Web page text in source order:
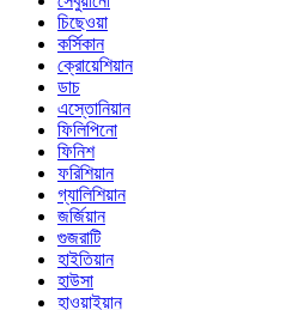
চিছেওয়া
কর্সিকান
ক্রোয়েশিয়ান
ডাচ
এস্তোনিয়ান
ফিলিপিনো
ফিনিশ
ফরিশিয়ান
গ্যালিশিয়ান
জর্জিয়ান
গুজরাটি
হাইতিয়ান
হাউসা
হাওয়াইয়ান